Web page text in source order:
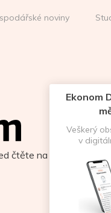
noviny
čtěte na
Ekonom
Veškerý
v